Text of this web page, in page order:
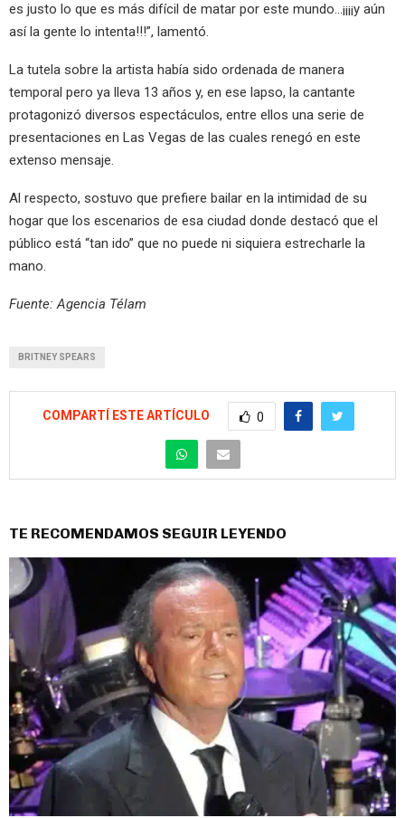
es justo lo que es más difícil de matar por este mundo…¡¡¡¡y aún
así la gente lo intenta!!!”, lamentó.
La tutela sobre la artista había sido ordenada de manera
temporal pero ya lleva 13 años y, en ese lapso, la cantante
protagonizó diversos espectáculos, entre ellos una serie de
presentaciones en Las Vegas de las cuales renegó en este
extenso mensaje.
Al respecto, sostuvo que prefiere bailar en la intimidad de su
hogar que los escenarios de esa ciudad donde destacó que el
público está “tan ido” que no puede ni siquiera estrecharle la
mano.
Fuente: Agencia Télam
BRITNEY SPEARS
COMPARTÍ ESTE ARTÍCULO 0
TE RECOMENDAMOS SEGUIR LEYENDO